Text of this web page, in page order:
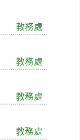
教務處
教務處
教務處
教務處